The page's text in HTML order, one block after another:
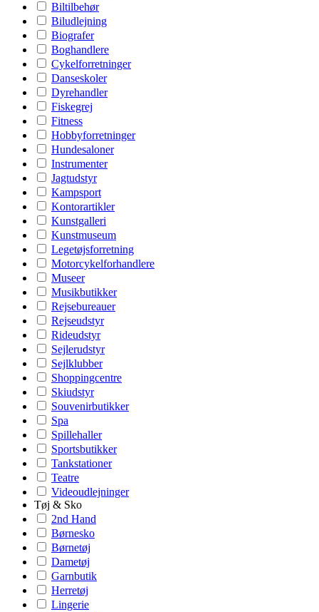
Biltilbehør
Biludlejning
Biografer
Boghandlere
Cykelforretninger
Danseskoler
Dyrehandler
Fiskegrej
Fitness
Hobbyforretninger
Hundesaloner
Instrumenter
Jagtudstyr
Kampsport
Kontorartikler
Kunstgalleri
Kunstmuseum
Legetøjsforretning
Motorcykelforhandlere
Museer
Musikbutikker
Rejsebureauer
Rejseudstyr
Rideudstyr
Sejlerudstyr
Sejlklubber
Shoppingcentre
Skiudstyr
Souvenirbutikker
Spa
Spillehaller
Sportsbutikker
Tankstationer
Teatre
Videoudlejninger
Tøj & Sko
2nd Hand
Børnesko
Børnetøj
Dametøj
Garnbutik
Herretøj
Lingerie